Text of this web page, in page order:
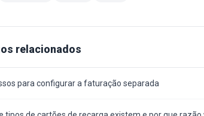
relacionados
para configurar a faturação separada